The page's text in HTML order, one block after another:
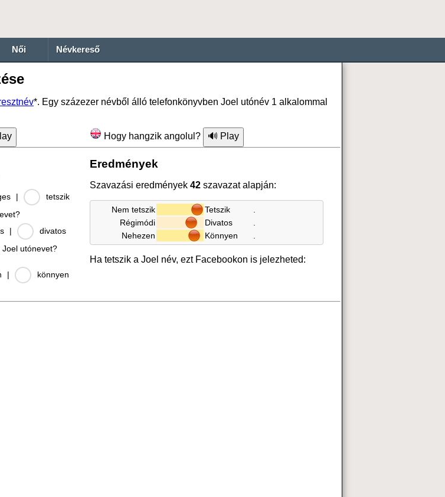
Női Névkereső
*. Egy százezer névből álló telefonkönyvben Joel utónév 1 alkalommal
Hogy hangzik angolul?
|
tetszik
|
divatos
Joel utónevet?
| könnyen
Eredmények
Szavazási eredmények 42 szavazat alapján:
Nem tetszik Tetszik
Régimódi
Divatos
Nehezen
Könnyen
Ha tetszik a Joel név, ezt Facebookon is jelezheted: